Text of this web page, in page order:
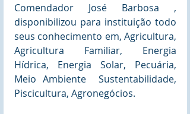
Comendador José Barbosa ,
disponibilizou para instituição todo
seus conhecimento em, Agricultura,
Agricultura Familiar, Energia
Hídrica, Energia Solar, Pecuária,
Meio Ambiente  Sustentabilidade,
Piscicultura, Agronegócios.